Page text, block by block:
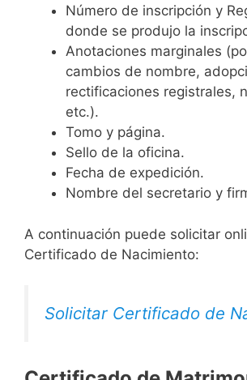
Número de inscripción y
donde se produjo la
Anotaciones marginales
cambios de nombre,
rectificaciones registrales,
etc.).
Tomo y página.
Sello de la oficina.
Fecha de expedición.
Nombre del secretario y
A continuación puede solicitar
Certificado de Nacimiento:
Solicitar Certificado de